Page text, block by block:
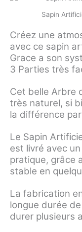
Sapin
Créez une
avec ce sapin
Grace a son
3 Parties très
Cet belle Arbre
très naturel, si
la différence
Le Sapin
est livré avec
pratique, grâce
stable en
La fabrication
longue durée
durer plusieurs